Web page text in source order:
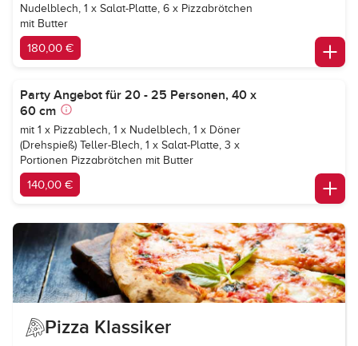
Nudelblech, 1 x Salat-Platte, 6 x Pizzabrötchen
mit Butter
180,00 €
Party Angebot für 20 - 25 Personen, 40 x
60 cm
mit 1 x Pizzablech, 1 x Nudelblech, 1 x Döner
(Drehspieß) Teller-Blech, 1 x Salat-Platte, 3 x
Portionen Pizzabrötchen mit Butter
140,00 €
Pizza Klassiker